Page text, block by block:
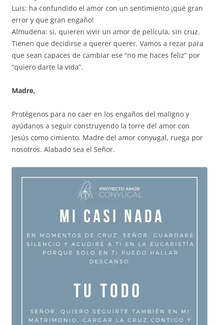
Luis: ha confundido el amor con un sentimiento ¡qué gran
error y que gran engaño!
Almudena: si, quieren vivir un amor de película, sin cruz.
Tienen que decidirse a querer querer. Vamos a rezar para
que sean capaces de cambiar ese “no me haces feliz” por
“quiero darte la vida”.
Madre,
Protégenos para no caer en los engaños del maligno y
ayúdanos a seguir construyendo la torre del amor con
Jesús como cimiento. Madre del amor conyugal, ruega por
nosotros. Alabado sea el Señor.